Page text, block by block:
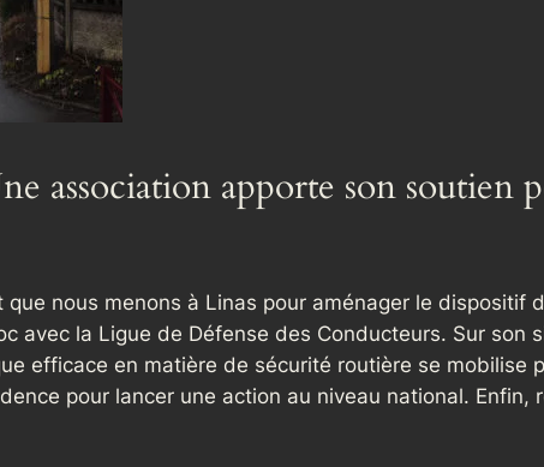
association apporte son soutien
que nous menons à Linas pour aménager le
avec la Ligue de Défense des Conducteurs. Sur
efficace en matière de sécurité routière se
pour lancer une action au niveau national. Enfin,